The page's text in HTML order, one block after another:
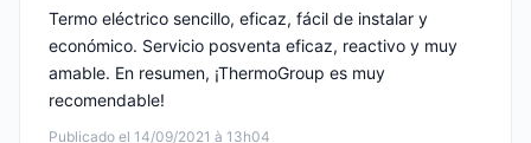
Publicado el 14/09/2021 à 13h04
Termo eléctrico sencillo, eficaz, fácil de instalar y
económico. Servicio posventa eficaz, reactivo y muy
amable. En resumen, ¡ThermoGroup es muy
recomendable!